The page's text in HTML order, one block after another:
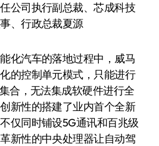
公司执行副总裁、芯成科技
、行政总裁夏源
化汽车的落地过程中，威马
的控制单元模式，只能进行
合，无法集成软硬件进行全
新性的搭建了业内首个全新
仅同时铺设5G通讯和百兆级
新性的中央处理器让自动驾